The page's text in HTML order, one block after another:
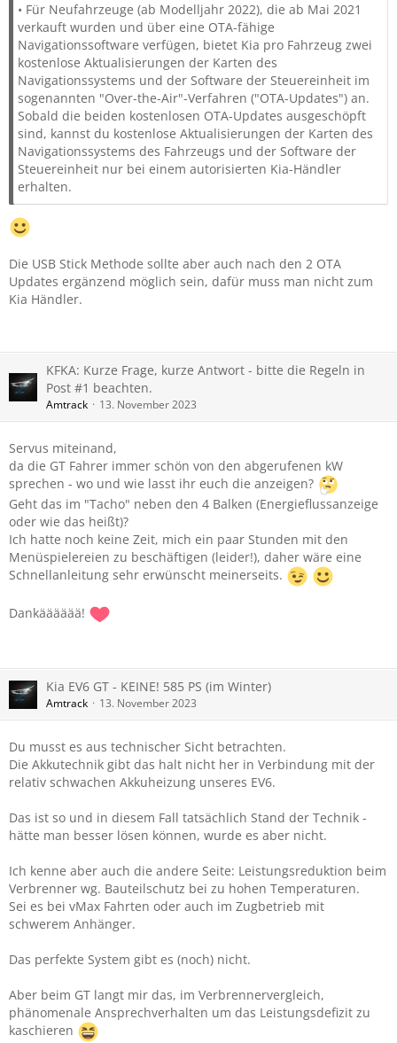
• Für Neufahrzeuge (ab Modelljahr 2022), die ab Mai 2021
verkauft wurden und über eine OTA-fähige
Navigationssoftware verfügen, bietet Kia pro Fahrzeug zwei
kostenlose Aktualisierungen der Karten des
Navigationssystems und der Software der Steuereinheit im
sogenannten "Over-the-Air"-Verfahren ("OTA-Updates") an.
Sobald die beiden kostenlosen OTA-Updates ausgeschöpft
sind, kannst du kostenlose Aktualisierungen der Karten des
Navigationssystems des Fahrzeugs und der Software der
Steuereinheit nur bei einem autorisierten Kia-Händler
erhalten.
Die USB Stick Methode sollte aber auch nach den 2 OTA
Updates ergänzend möglich sein, dafür muss man nicht zum
Kia Händler.
KFKA: Kurze Frage, kurze Antwort - bitte die Regeln in
Post #1 beachten.
Amtrack 13. November 2023
Servus miteinand,
da die GT Fahrer immer schön von den abgerufenen kW
sprechen - wo und wie lasst ihr euch die anzeigen?
Geht das im "Tacho" neben den 4 Balken (Energieflussanzeige
oder wie das heißt)?
Ich hatte noch keine Zeit, mich ein paar Stunden mit den
Menüspielereien zu beschäftigen (leider!), daher wäre eine
Schnellanleitung sehr erwünscht meinerseits.
Dankääääää!
Kia EV6 GT - KEINE! 585 PS (im Winter)
Amtrack 13. November 2023
Du musst es aus technischer Sicht betrachten.
Die Akkutechnik gibt das halt nicht her in Verbindung mit der
relativ schwachen Akkuheizung unseres EV6.
Das ist so und in diesem Fall tatsächlich Stand der Technik -
hätte man besser lösen können, wurde es aber nicht.
Ich kenne aber auch die andere Seite: Leistungsreduktion beim
Verbrenner wg. Bauteilschutz bei zu hohen Temperaturen.
Sei es bei vMax Fahrten oder auch im Zugbetrieb mit
schwerem Anhänger.
Das perfekte System gibt es (noch) nicht.
Aber beim GT langt mir das, im Verbrennervergleich,
phänomenale Ansprechverhalten um das Leistungsdefizit zu
kaschieren